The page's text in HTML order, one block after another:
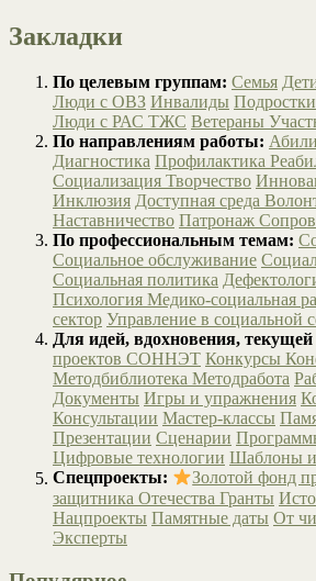
Закладки
По целевым группам: Семья
Люди с ОВЗ Инвалиды Подростки
Люди с РАС ТЖС Ветераны
По направлениям работы:
Диагностика Профилактика
Социализация Творчество
Инклюзия Доступная среда
Наставничество Патронаж
По профессиональным темам:
Социальное обслуживание
Социальная политика
Психология Медико-социальная
сектор Управление в социальной
Для идей, вдохновения,
проектов СОННЭТ Конкурсы
Методбиблиотека Методработа
Документы Игры и упражнения
Консультации Мастер-классы
Презентации Сценарии
Цифровые технологии Шаблоны и
Спецпроекты:
Золотой фонд
защитника Отечества Гранты
Нацпроекты Памятные даты От
Эксперты